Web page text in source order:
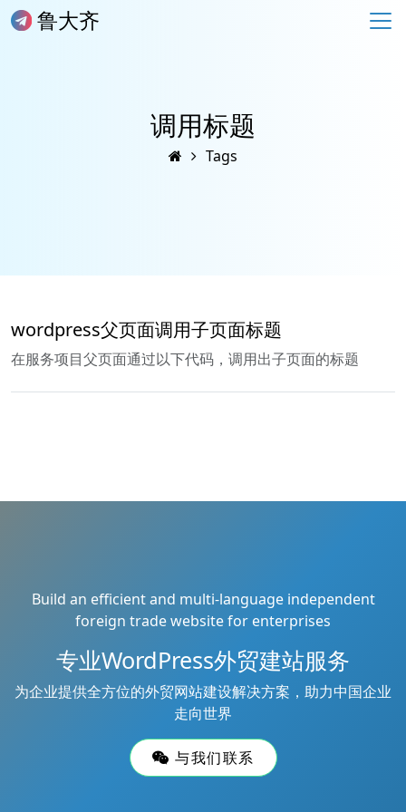
鲁大齐
调用标题
Tags
wordpress父页面调用子页面标题
在服务项目父页面通过以下代码，调用出子页面的标题
Build an efficient and multi-language independent
foreign trade website for enterprises
专业WordPress外贸建站服务
为企业提供全方位的外贸网站建设解决方案，助力中国企业
走向世界
与我们联系